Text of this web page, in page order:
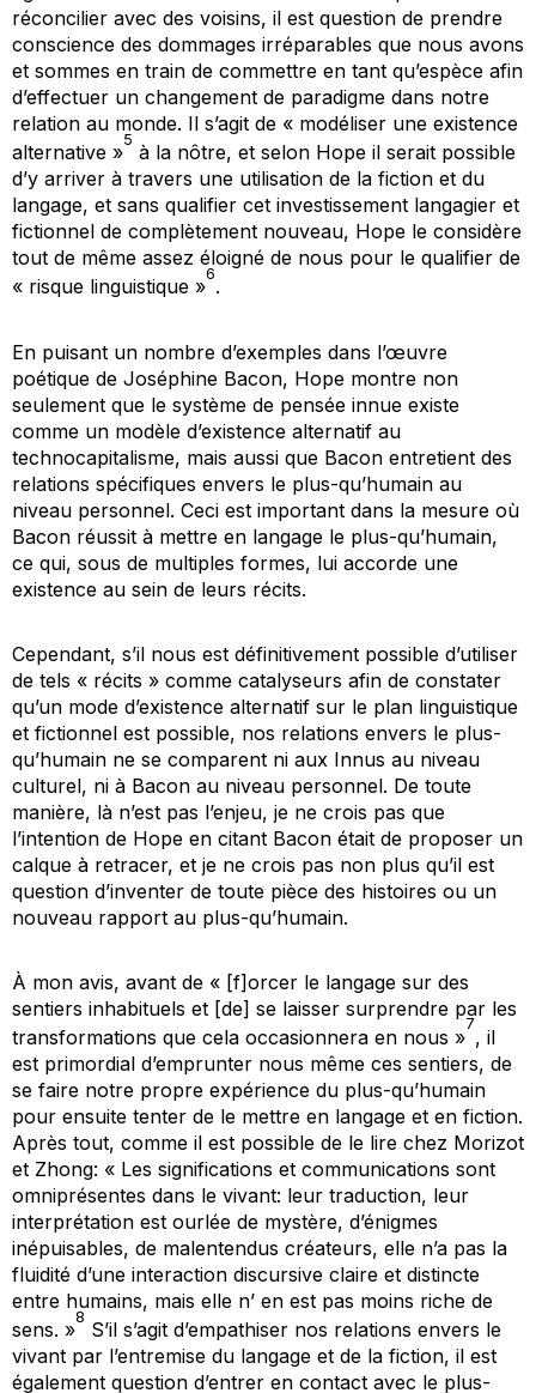
réconcilier avec des voisins, il est question de prendre
conscience des dommages irréparables que nous avons
et sommes en train de commettre en tant qu’espèce afin
d’effectuer un changement de paradigme dans notre
relation au monde. Il s’agit de « modéliser une existence
alternative »
5
à la nôtre, et selon Hope il serait possible
d’y arriver à travers une utilisation de la fiction et du
langage, et sans qualifier cet investissement langagier et
fictionnel de complètement nouveau, Hope le considère
tout de même assez éloigné de nous pour le qualifier de
« risque linguistique »
6
.
En puisant un nombre d’exemples dans l’œuvre
poétique de Joséphine Bacon, Hope montre non
seulement que le système de pensée innue existe
comme un modèle d’existence alternatif au
technocapitalisme, mais aussi que Bacon entretient des
relations spécifiques envers le plus-qu’humain au
niveau personnel. Ceci est important dans la mesure où
Bacon réussit à mettre en langage le plus-qu’humain,
ce qui, sous de multiples formes, lui accorde une
existence au sein de leurs récits.
Cependant, s’il nous est définitivement possible d’utiliser
de tels « récits » comme catalyseurs afin de constater
qu’un mode d’existence alternatif sur le plan linguistique
et fictionnel est possible, nos relations envers le plus-
qu’humain ne se comparent ni aux Innus au niveau
culturel, ni à Bacon au niveau personnel. De toute
manière, là n’est pas l’enjeu, je ne crois pas que
l’intention de Hope en citant Bacon était de proposer un
calque à retracer, et je ne crois pas non plus qu’il est
question d’inventer de toute pièce des histoires ou un
nouveau rapport au plus-qu’humain.
À mon avis, avant de « [f]orcer le langage sur des
sentiers inhabituels et [de] se laisser surprendre par les
transformations que cela occasionnera en nous »
7
, il
est primordial d’emprunter nous même ces sentiers, de
se faire notre propre expérience du plus-qu’humain
pour ensuite tenter de le mettre en langage et en fiction.
Après tout, comme il est possible de le lire chez Morizot
et Zhong: « Les significations et communications sont
omniprésentes dans le vivant: leur traduction, leur
interprétation est ourlée de mystère, d’énigmes
inépuisables, de malentendus créateurs, elle n’a pas la
fluidité d’une interaction discursive claire et distincte
entre humains, mais elle n’ en est pas moins riche de
sens. »
8
S’il s’agit d’empathiser nos relations envers le
vivant par l’entremise du langage et de la fiction, il est
également question d’entrer en contact avec le plus-